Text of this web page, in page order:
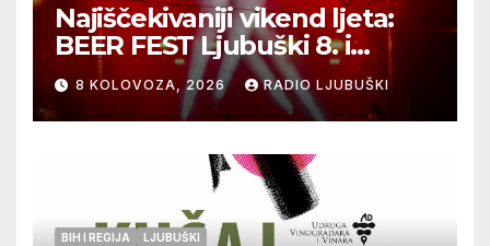
Najiščekivaniji vikend ljeta:
BEER FEST Ljubuški 8. i
9.kolovoza
8 KOLOVOZA, 2026 RADIO LJUBUŠKI
BIH I REGIJA LJUBUŠKI